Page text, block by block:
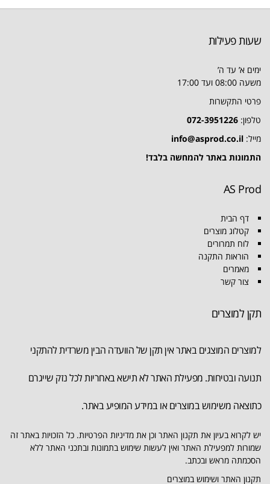
שעות פעילות
ימים א’ עד ה’
משעה 08:00 ועד 17:00
פרטי התקשרות
טלפון: 072-3951226
מייל: info@asprod.co.il
התמונות באתר להמחשה בלבד!
AS Prod
דף הבית
קטלוג מוצרים
לוח תמרורים
הוראות התקנה
מאמרים
צור קשר
תקן למוצרים
למוצרים המוצגים באתר אין תקן של הוועדה הבין משרדית להתקני
תנועה ובטיחות. מפעילת האתר לא תישא באחריות לכל נזק שייגרם
כתוצאה משימוש במוצרים או במידע המופיע באתר.
יש לקרוא בעיון את תקנון האתר וכן את מדיניות הפרטיות. כל הזכויות באתר זה
שמורות למפעילת האתר ואין לעשות שימוש בתמונות ובתכני האתר ללא
הסכמתה מראש ובכתב.
תקנון האתר ושימוש במוצרים